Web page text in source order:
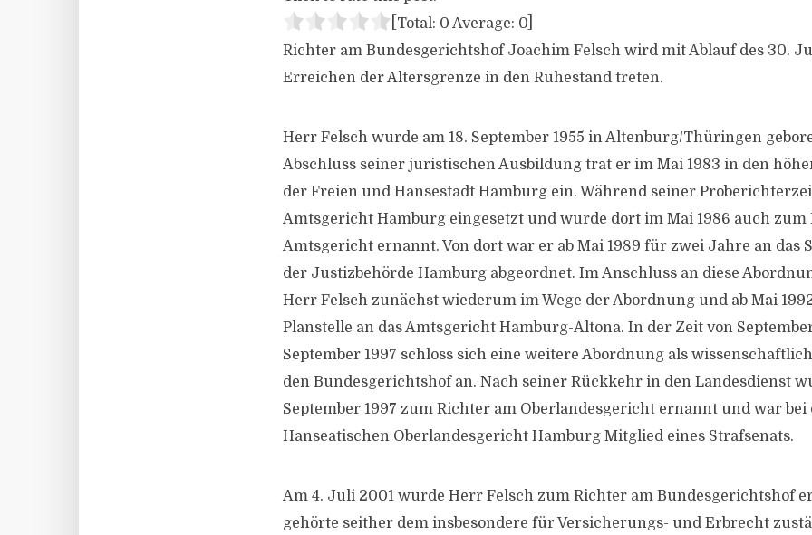
[Total: 0 Average: 0
Richter am Bundesgerichtshof Joachim Felsch wird mit Ablauf des 30.
Erreichen der Altersgrenze in den Ruhestand treten.
Herr Felsch wurde am 18. September 1955 in Altenburg/Thüringen
Abschluss seiner juristischen Ausbildung trat er im Mai 1983 in den
der Freien und Hansestadt Hamburg ein. Während seiner
Amtsgericht Hamburg eingesetzt und wurde dort im Mai 1986 auch zum
Amtsgericht ernannt. Von dort war er ab Mai 1989 für zwei Jahre an das
der Justizbehörde Hamburg abgeordnet. Im Anschluss an diese
Herr Felsch zunächst wiederum im Wege der Abordnung und ab Mai
Planstelle an das Amtsgericht Hamburg-Altona. In der Zeit von
September 1997 schloss sich eine weitere Abordnung als
den Bundesgerichtshof an. Nach seiner Rückkehr in den Landesdienst
September 1997 zum Richter am Oberlandesgericht ernannt und war bei
Hanseatischen Oberlandesgericht Hamburg Mitglied eines Strafsenats.
Am 4. Juli 2001 wurde Herr Felsch zum Richter am Bundesgerichtshof
gehörte seither dem insbesondere für Versicherungs- und Erbrecht